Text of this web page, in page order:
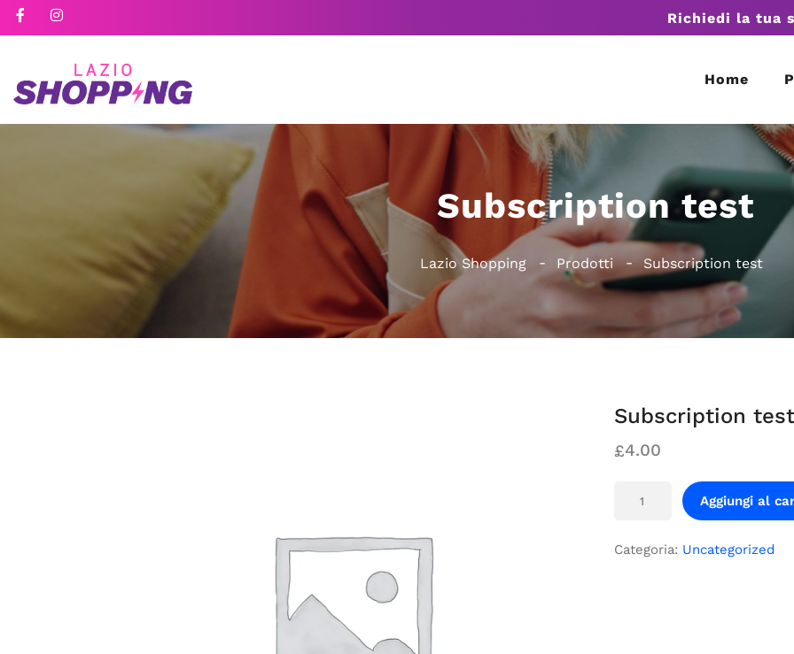
Richiedi la tua
Home
Subscription test
Lazio Shopping Prodotti Subscription test
Subscription test
£4.00
Aggiungi al
Categoria: Uncategorized